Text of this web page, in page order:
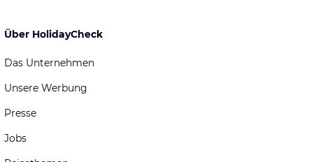
Über HolidayCheck
Das Unternehmen
Unsere Werbung
Presse
Jobs